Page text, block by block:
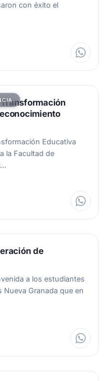
con éxito el
Educativa
la Facultad de
de
a los estudiantes
Granada que en